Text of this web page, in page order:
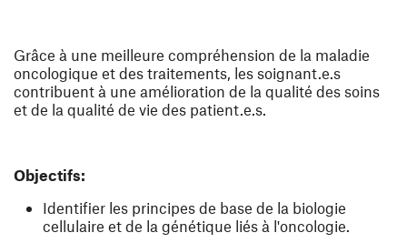
Grâce à une meilleure compréhension de la maladie
oncologique et des traitements, les soignant.e.s
contribuent à une amélioration de la qualité des soins
et de la qualité de vie des patient.e.s.
Objectifs:
Identifier les principes de base de la biologie
cellulaire et de la génétique liés à l'oncologie.